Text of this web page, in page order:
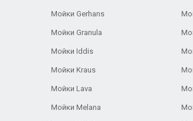
Мойки Gerhans
Мойки Granula
Мойки Iddis
Мойки Kraus
Мойки Lava
Мойки Melana